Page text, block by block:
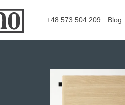
+48 573 504 209 Blog